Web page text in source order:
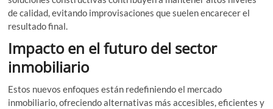
de calidad, evitando improvisaciones que suelen encarecer el
resultado final.
Impacto en el futuro del sector
inmobiliario
Estos nuevos enfoques están redefiniendo el mercado
inmobiliario, ofreciendo alternativas más accesibles, eficientes y